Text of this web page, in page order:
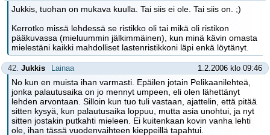
Jukkis, tuohan on mukava kuulla. Tai siis ei ole. Tai siis on. ;)
Kerrotko missä lehdessä se ristikko oli tai mikä oli ristikon
pääkuvassa (mieluummin jälkimmäinen), kun minä kävin omasta
mielestäni kaikki mahdolliset lastenristikkoni läpi enkä löytänyt.
42. Jukkis Lainaa 1.2.2006 klo 09:46
No kun en muista ihan varmasti. Epäilen jotain Pelikaanilehteä,
jonka palautusaika on jo mennyt umpeen, eli olen lähettänyt
lehden arvontaan. Silloin kun tuo tuli vastaan, ajattelin, että pitää
sitten kysyä, kun palautusaika loppuu, mutta asia unohtui, ja nyt
sitten jostakin putkahti mieleen. Ei kuitenkaan kovin vanha lehti
ole, ihan tässä vuodenvaihteen kieppeillä tapahtui.